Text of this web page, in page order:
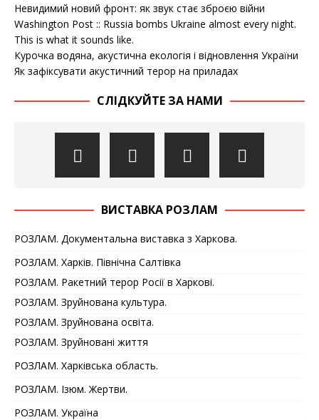
Невидимий новий фронт: як звук стає зброєю війни
Washington Post :: Russia bombs Ukraine almost every night.
This is what it sounds like.
Курочка водяна, акустична екологія і відновлення України
Як зафіксувати акустичний терор на приладах
СЛІДКУЙТЕ ЗА НАМИ
ВИСТАВКА РОЗЛАМ
РОЗЛАМ. Документальна виставка з Харкова.
РОЗЛАМ. Харків. Північна Салтівка
РОЗЛАМ. Ракетний терор Росії в Харкові.
РОЗЛАМ. Зруйнована культура.
РОЗЛАМ. Зруйнована освіта.
РОЗЛАМ. Зруйновані життя
РОЗЛАМ. Харківська область.
РОЗЛАМ. Ізюм. Жертви.
РОЗЛАМ. Україна